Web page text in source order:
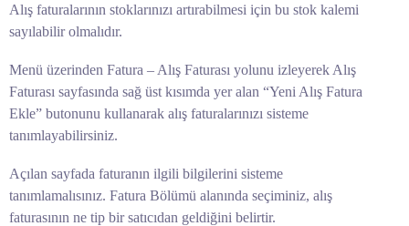
Alış faturalarının stoklarınızı artırabilmesi için bu stok kalemi
sayılabilir olmalıdır.
Menü üzerinden Fatura – Alış Faturası yolunu izleyerek Alış
Faturası sayfasında sağ üst kısımda yer alan “Yeni Alış Fatura
Ekle” butonunu kullanarak alış faturalarınızı sisteme
tanımlayabilirsiniz.
Açılan sayfada faturanın ilgili bilgilerini sisteme
tanımlamalısınız. Fatura Bölümü alanında seçiminiz, alış
faturasının ne tip bir satıcıdan geldiğini belirtir.